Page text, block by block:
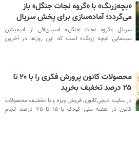
«بچه‌زرنگ» با «گروه نجات جنگل» باز
می‌گردد؛ آماده‌سازی برای پخش سریال
سریال «گروه نجات جنگل» اسپین‌آفی از انیمیشن
سینمایی «بچه زرنگ» است که این روزها در آخرین
محصولات کانون پرورش فکری را با ۲۰ تا
۲۵ درصد تخفیف بخرید
در سایت دیجی‌کانون، فروش ویژه و با تخفیف محصولات
کانون در هفته ملی کودک با ۱۵ تا ۲۵ درصد انجام